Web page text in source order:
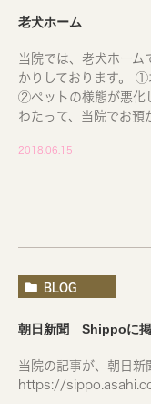
老犬ホーム
当院では、老犬ホーム
かりしております。 ①
②ペットの様態が悪化
わたって、当院でお
2018.06.15
BLOG
朝日新聞 Shippoに掲
当院の記事が、朝日
https://